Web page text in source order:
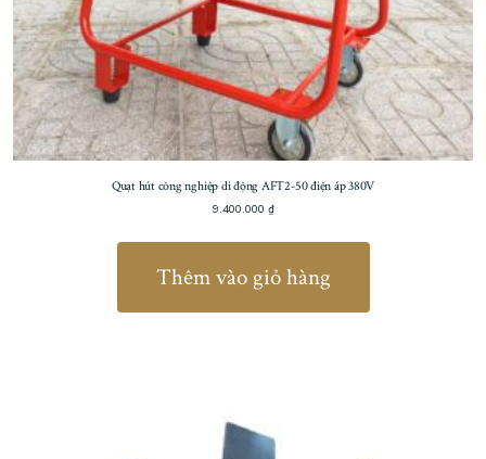
Quạt hút công nghiệp di động AFT2-50 điện áp 380V
9.400.000 ₫
Thêm vào giỏ hàng